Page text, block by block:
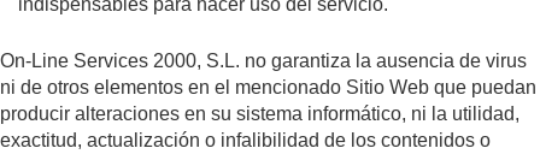
On-Line Services 2000, S.L. no garantiza la ausencia de virus
ni de otros elementos en el mencionado Sitio Web que puedan
producir alteraciones en su sistema informático, ni la utilidad,
exactitud, actualización o infalibilidad de los contenidos o